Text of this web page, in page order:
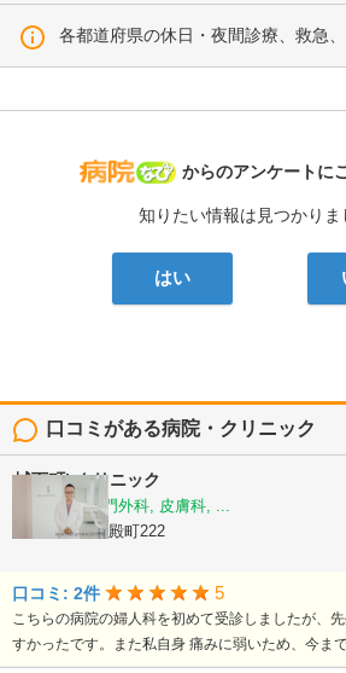
各都道府県の休日・夜間診療、救急
病院なび
からのアンケートに
知りたい情報は見つかりま
はい
口コミがある病院・クリニック
城下町Lクリニック
乳腺外科, 肛門外科, 皮膚科, ...
島根県松江市殿町222
口コミ: 2件 5
こちらの病院の婦人科を初めて受診しましたが、
すかったです。また私自身 痛みに弱いため、今ま